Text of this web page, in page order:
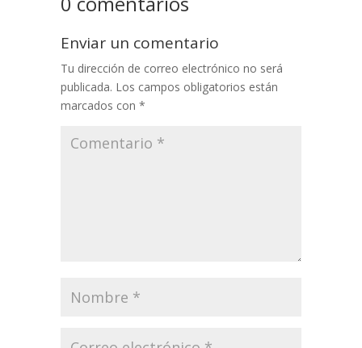
Enviar un comentario
Tu dirección de correo electrónico no será
publicada. Los campos obligatorios están
marcados con *